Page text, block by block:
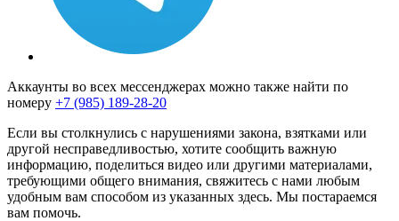
Аккаунты во всех мессенджерах можно также найти по
номеру +7 (985) 189-28-20
Если вы столкнулись с нарушениями закона, взятками или
другой несправедливостью, хотите сообщить важную
информацию, поделиться видео или другими материалами,
требующими общего внимания, свяжитесь с нами любым
удобным вам способом из указанных здесь. Мы постараемся
вам помочь.